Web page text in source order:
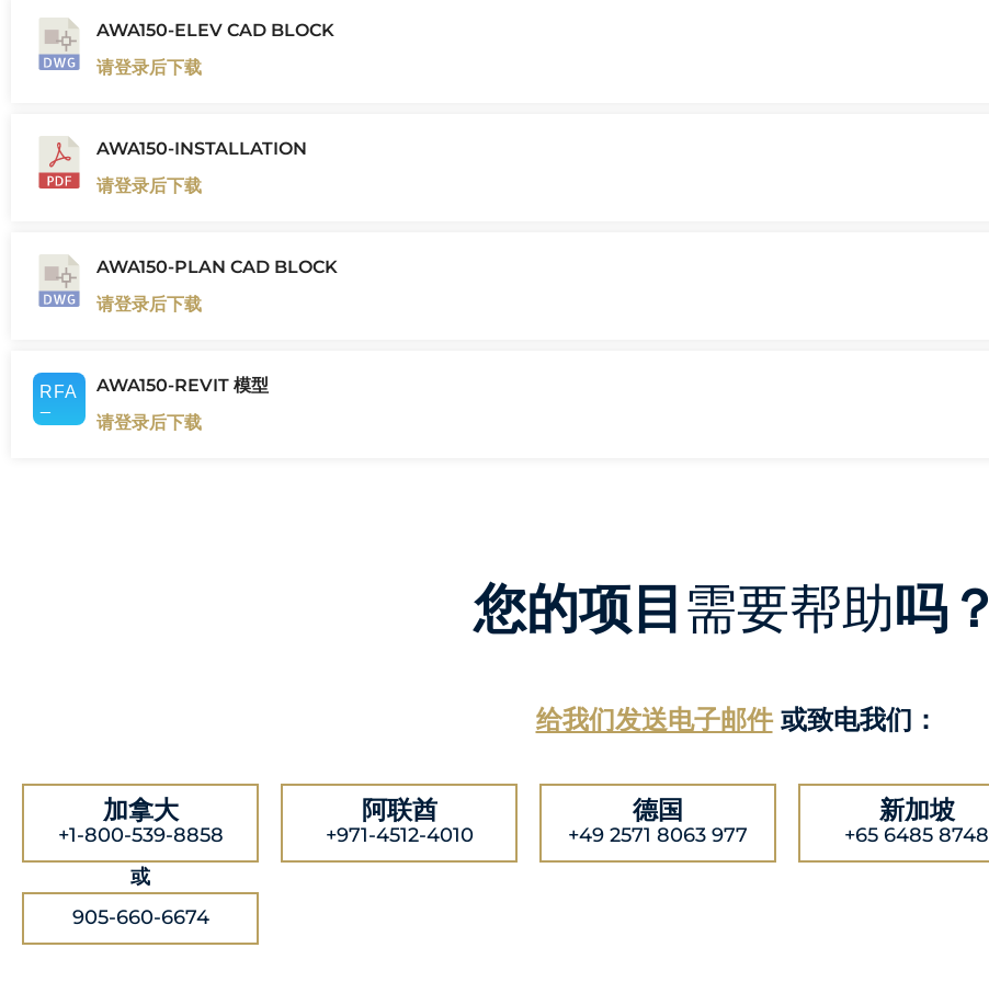
AWA150-ELEV CAD BLOCK
请登录后下载
AWA150-INSTALLATION
请登录后下载
AWA150-PLAN CAD BLOCK
请登录后下载
AWA150-REVIT 模型
请登录后下载
您的项目 需要帮助吗？
给我们发送电子邮件 或致电我们：
加拿大
+1-800-539-8858
或
905-660-6674
阿联酋
+971-4512-4010
德国
+49 2571 8063 977
新加坡
+65 6485 8748